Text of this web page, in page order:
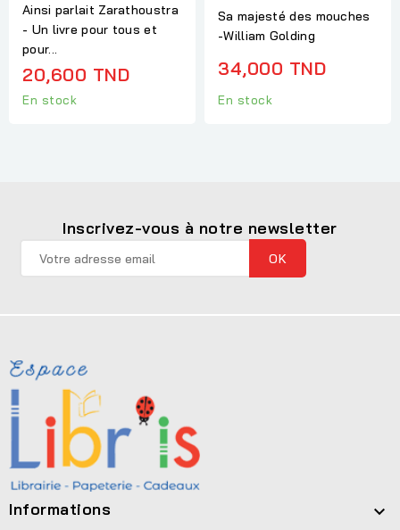
Ainsi parlait Zarathoustra
- Un livre pour tous et
pour...
20,600 TND
En stock
Sa majesté des mouches
-William Golding
34,000 TND
En stock
Inscrivez-vous à notre newsletter
Informations 